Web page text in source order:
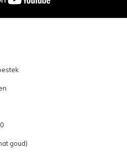
goud)